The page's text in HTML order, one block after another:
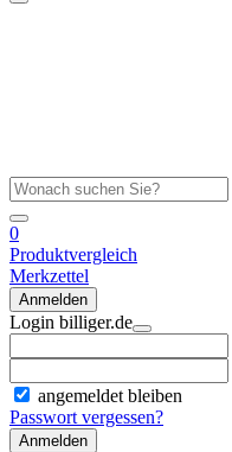
0
Produktvergleich
Merkzettel
Anmelden
Login billiger.de
angemeldet bleiben
Passwort vergessen?
Anmelden